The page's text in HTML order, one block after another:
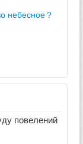
небесное？
повелений